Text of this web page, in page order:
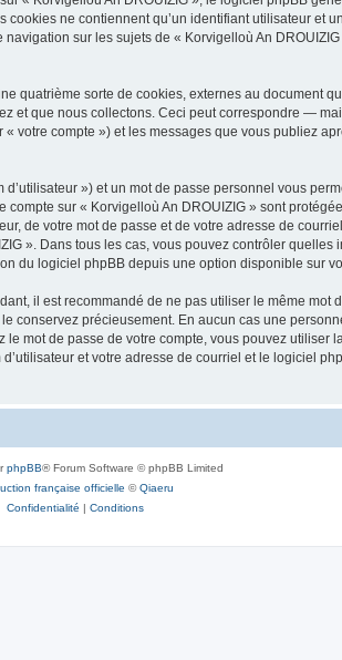
ne contiennent qu’un identifiant utilisateur et
sur les sujets de « Korvigelloù An
quatrième sorte de cookies, externes au document
et que nous collectons. Ceci peut correspondre —
votre compte ») et les messages que vous publiez
») et un mot de passe personnel vous
sur « Korvigelloù An DROUIZIG » sont
de votre mot de passe et de votre adresse de
». Dans tous les cas, vous pouvez contrôler
du logiciel phpBB depuis une option disponible sur
il est recommandé de ne pas utiliser le même mot
conservez précieusement. En aucun cas une
mot de passe de votre compte, vous pouvez utiliser
et votre adresse de courriel et le logiciel
phpBB® Forum Software © phpBB Limited
française officielle ©Qiaeru
Confidentialité | Conditions